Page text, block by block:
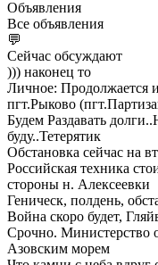
Объявления
Все объявления
💬
Сейчас обсуждают
))) наконец то
Личное: Продолжается
пгт.Рыково
Будем Раздавать
буду..Тетерятик
Обстановка сейчас на
Российская техника
стороны н. Алексеевки
Геническ, полдень,
Война скоро будет,
Срочно. Министерство
Азовским морем